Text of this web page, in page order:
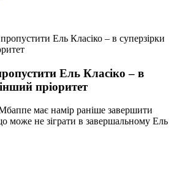
Ель Класіко – в суперзірки
Ель Класіко – в
пріоритет
має намір раніше завершити
може не зіграти в завершальному Ель